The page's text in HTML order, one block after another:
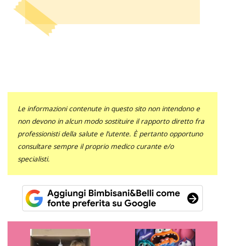
Le informazioni contenute in questo sito non intendono e
non devono in alcun modo sostituire il rapporto diretto fra
professionisti della salute e l’utente. È pertanto opportuno
consultare sempre il proprio medico curante e/o
specialisti.